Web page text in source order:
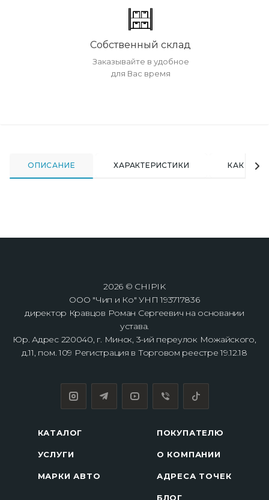
Собственный склад
Заказывайте в удобное
для Вас время
ОПИСАНИЕ ХАРАКТЕРИСТИКИ КАК
2026 © CHIPIK
ООО "Чип и Ко" УНП 193717836
директор Кравцов Роман Сергеевич на основании
устава.
Юр. Адрес 220040, г. Минск, 3-ий переулок Можайского,
д.11, пом. 109 Регистрация в Торговом реестре 19.12.18
КАТАЛОГ
УСЛУГИ
МАРКИ АВТО
ПОКУПАТЕЛЮ
О КОМПАНИИ
АДРЕСА ТОЧЕК
БЛОГ